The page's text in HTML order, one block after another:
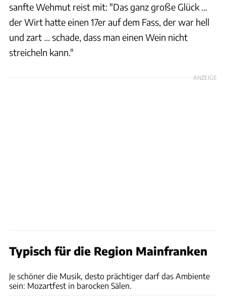
sanfte Wehmut reist mit: "Das ganz große Glück ...
der Wirt hatte einen 17er auf dem Fass, der war hell
und zart ... schade, dass man einen Wein nicht
streicheln kann."
ANZEIGE
Typisch für die Region Mainfranken
Andreas Weise/factum, anna-lena/fotolia, Andreas Hub/Tourismusverband Fränkisches
Weinland, Werner Hilpert/fotolia, Bernd Schiller
Je schöner die Musik, desto prächtiger darf das Ambiente
sein: Mozartfest in barocken Sälen.